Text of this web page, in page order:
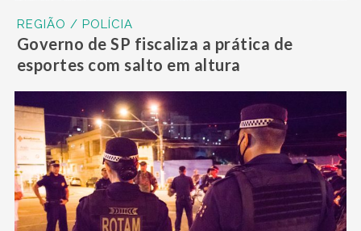
REGIÃO / POLÍCIA
Governo de SP fiscaliza a prática de
esportes com salto em altura